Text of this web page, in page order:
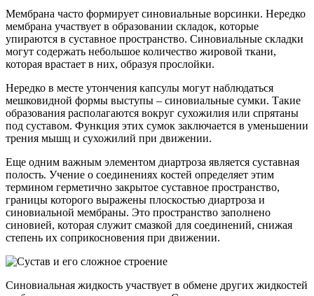
Мембрана часто формирует синовиальные ворсинки. Нередко
мембрана участвует в образовании складок, которые
упираются в суставное пространство. Синовиальные складки
могут содержать небольшое количество жировой ткани,
которая врастает в них, образуя прослойки.
Нередко в месте утончения капсулы могут наблюдаться
мешковидной формы выступы – синовиальные сумки. Такие
образования располагаются вокруг сухожилия или спрятаны
под суставом. Функция этих сумок заключается в уменьшении
трения мышц и сухожилий при движении.
Еще одним важным элементом диартроза является суставная
полость. Учение о соединениях костей определяет этим
термином герметично закрытое суставное пространство,
границы которого выражены плоскостью диартроза и
синовиальной мембраны. Это пространство заполнено
синовией, которая служит смазкой для соединений, снижая
степень их соприкосновения при движении.
Синовиальная жидкость участвует в обмене других жидкостей